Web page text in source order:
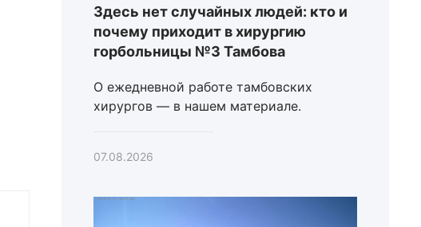
Здесь нет случайных людей: кто и
почему приходит в хирургию
горбольницы №3 Тамбова
О ежедневной работе тамбовских
хирургов — в нашем материале.
07.08.2026